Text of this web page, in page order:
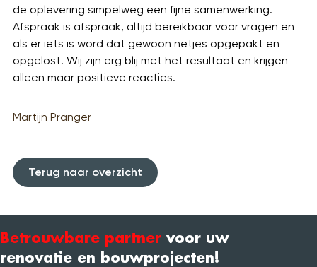
de oplevering simpelweg een fijne samenwerking.
Afspraak is afspraak, altijd bereikbaar voor vragen en
als er iets is word dat gewoon netjes opgepakt en
opgelost. Wij zijn erg blij met het resultaat en krijgen
alleen maar positieve reacties.
Martijn Pranger
Terug naar overzicht
Betrouwbare partner voor uw
renovatie en bouwprojecten!
Projecten
Contact
1500+ projecten 4.9
Over ons
Vacatures